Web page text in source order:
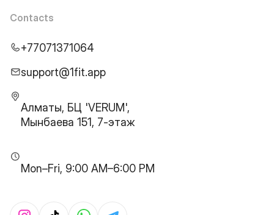
Contacts
+77071371064
support@1fit.app
Алматы, БЦ 'VERUM',
Мынбаева 151, 7-этаж
Mon–Fri, 9:00 AM–6:00 PM